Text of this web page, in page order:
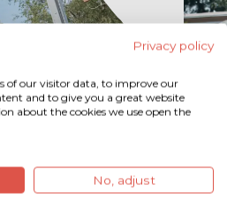
Privacy policy
of our visitor data, to improve our
and to give you a great website
about the cookies we use open the
No, adjust